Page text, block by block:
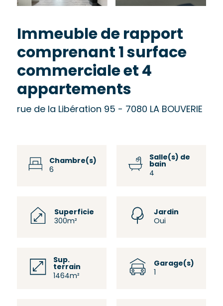
Immeuble de rapport
comprenant 1 surface
commerciale et 4
appartements
rue de la Libération 95 - 7080 LA BOUVERIE
Chambre(s)
6
Salle(s) de
bain
4
Superficie
300m²
Jardin
Oui
Sup.
terrain
1464m²
Garage(s)